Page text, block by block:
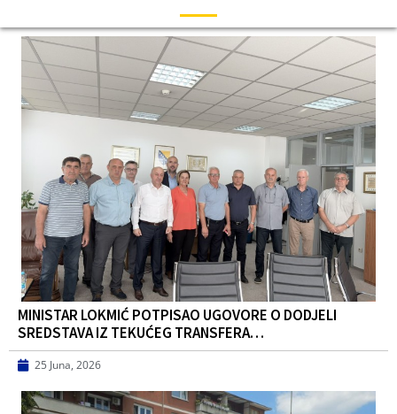
MINISTAR LOKMIĆ POTPISAO UGOVORE O DODJELI
SREDSTAVA IZ TEKUĆEG TRANSFERA…
25 Juna, 2026